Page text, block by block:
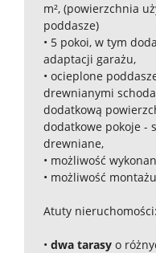
m², (powierzchnia
poddasze)
•⁠ ⁠5 pokoi, w tym
adaptacji garażu,
•⁠ ⁠ocieplone
drewnianymi
dodatkową
dodatkowe pokoje -
drewniane,
•⁠ ⁠możliwość
•⁠ ⁠możliwość
Atuty nieruchomości:
•⁠ ⁠ dwa tarasy o